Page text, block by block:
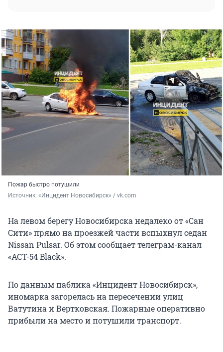
Пожар быстро потушили
Источник: «Инцидент Новосибирск» / vk.com
На левом берегу Новосибирска недалеко от «Сан
Сити» прямо на проезжей части вспыхнул седан
Nissan Pulsar. Об этом сообщает телеграм-канал
«ACT-54 Black».
По данным паблика «Инцидент Новосибирск»,
иномарка загорелась на пересечении улиц
Ватутина и Вертковская. Пожарные оперативно
прибыли на место и потушили транспорт.